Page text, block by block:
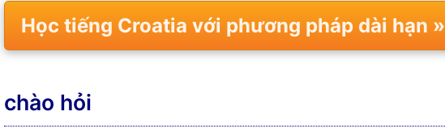
Học tiếng Croatia với phương pháp dài hạn »
chào hỏi